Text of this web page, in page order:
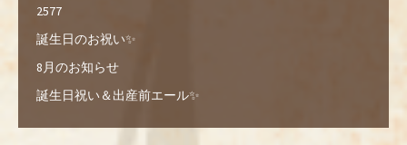
2577
誕生日のお祝い✨
8月のお知らせ
誕生日祝い＆出産前エール✨